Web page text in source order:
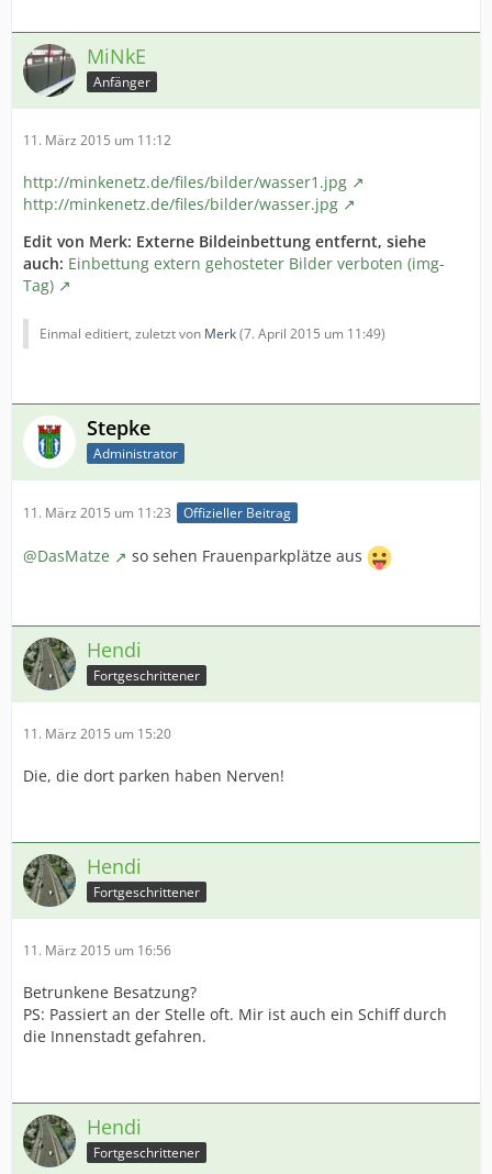
MiNkE
Anfänger
11. März 2015 um 11:12
http://minkenetz.de/files/bilder/wasser1.jpg
http://minkenetz.de/files/bilder/wasser.jpg
Edit von Merk: Externe Bildeinbettung entfernt, siehe
auch: Einbettung extern gehosteter Bilder verboten (img-
Tag)
Einmal editiert, zuletzt von Merk(7. April 2015 um 11:49)
Stepke
Administrator
11. März 2015 um 11:23 Offizieller Beitrag
@DasMatze so sehen Frauenparkplätze aus
Hendi
Fortgeschrittener
11. März 2015 um 15:20
Die, die dort parken haben Nerven!
Hendi
Fortgeschrittener
11. März 2015 um 16:56
Betrunkene Besatzung?
PS: Passiert an der Stelle oft. Mir ist auch ein Schiff durch
die Innenstadt gefahren.
Hendi
Fortgeschrittener